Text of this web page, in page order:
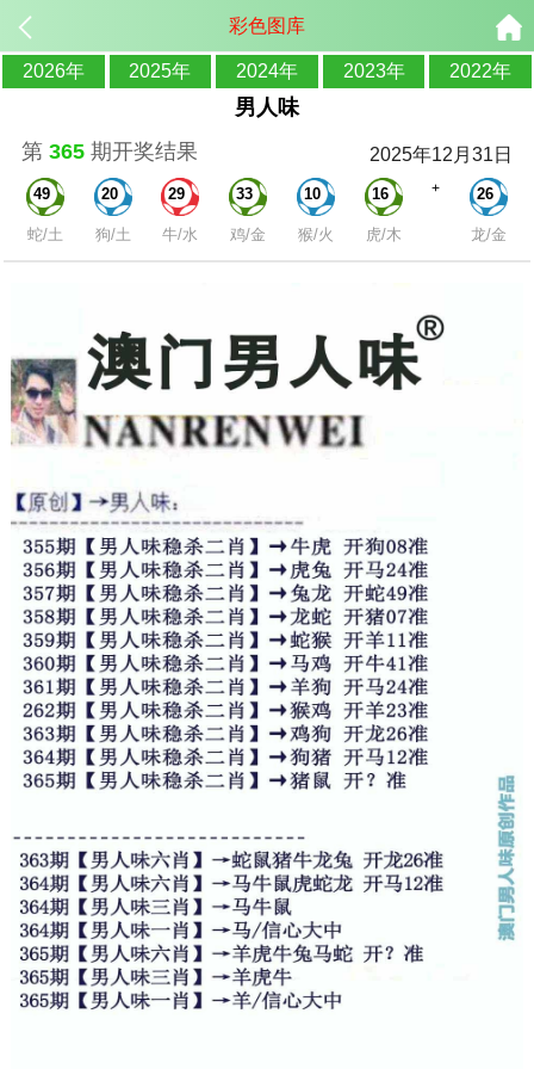
彩色图库
2026年 2025年 2024年 2023年 2022年
男人味
第 365期开奖结果 2025年12月31日
49
蛇/土
20
狗/土
29
牛/水
33
鸡/金
10
猴/火
16
虎/木
+ 26
龙/金